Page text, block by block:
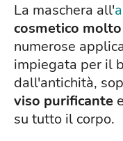
La maschera all'
cosmetico
numerose
impiegata per il
dall'antichità,
viso purificante
su tutto il corpo.